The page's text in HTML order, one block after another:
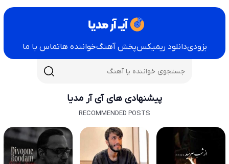
بزودیدانلود ریمیکسپخش آهنگخواننده هاتماس با ما
پیشنهادی های آی آر مدیا
RECOMMENDED POSTS